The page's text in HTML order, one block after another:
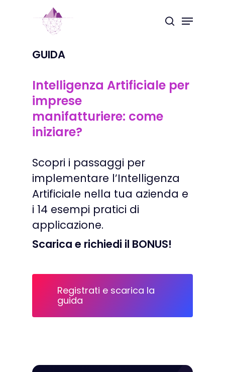
search
Menu
GUIDA
Intelligenza Artificiale per
imprese
manifatturiere: come
iniziare?
Scopri i passaggi per
implementare l’Intelligenza
Artificiale nella tua azienda e
i 14 esempi pratici di
applicazione.
Scarica e richiedi il BONUS!
Registrati e scarica la
guida